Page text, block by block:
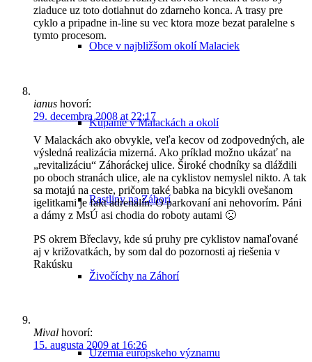
Obce v najbližšom okolí Malaciek
Kúpanie v Malackách a okolí
Rastliny na Záhorí
Živočíchy na Záhorí
Územia európskeho významu
ziaduce uz toto dotiahnut do zdarneho konca. A trasy pre
cyklo a pripadne in-line su vec ktora moze bezat paralelne s
tymto procesom.
ianus hovorí:
29. decembra 2008 at 22:17
V Malackách ako obvykle, veľa kecov od zodpovedných, ale
výsledná realizácia mizerná. Ako príklad možno ukázať na
„revitalizáciu“ Záhoráckej ulice. Široké chodníky sa dláždili
po oboch stranách ulice, ale na cyklistov nemyslel nikto. A tak
sa motajú na ceste, pričom také babka na bicykli ovešanom
igelitkami je fakt adrenalín. O parkovaní ani nehovorím. Páni
a dámy z MsÚ asi chodia do roboty autami 🙁
PS okrem Břeclavy, kde sú pruhy pre cyklistov namaľované
aj v križovatkách, by som dal do pozornosti aj riešenia v
Rakúsku
Mival hovorí:
15. augusta 2009 at 16:26